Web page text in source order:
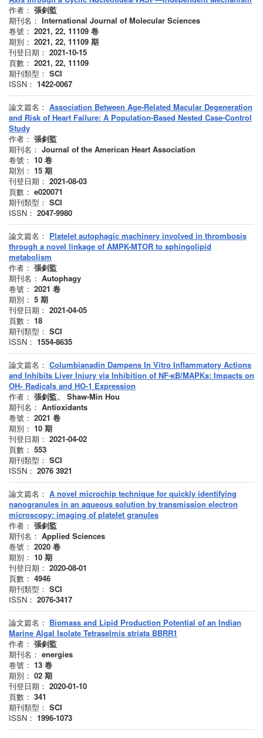
作者： 張釗監
期刊名： International Journal of Molecular Sciences
卷號： 2021, 22, 11109 卷
期別： 2021, 22, 11109 期
刊登日期： 2021-10-15
頁數： 2021, 22, 11109
期刊類型： SCI
ISSN： 1422-0067
論文篇名： Association Between Age-Related Macular Degeneration
and Risk of Heart Failure: A Population-Based Nested Case-Control
Study
作者： 張釗監
期刊名： Journal of the American Heart Association
卷號： 10 卷
期別： 15 期
刊登日期： 2021-08-03
頁數： e020071
期刊類型： SCI
ISSN： 2047-9980
論文篇名： Platelet autophagic machinery involved in thrombosis
through a novel linkage of AMPK-MTOR to sphingolipid
metabolism
作者： 張釗監
期刊名： Autophagy
卷號： 2021 卷
期別： 5 期
刊登日期： 2021-04-05
頁數： 18
期刊類型： SCI
ISSN： 1554-8635
論文篇名： Columbianadin Dampens In Vitro Inflammatory Actions
and Inhibits Liver Injury via Inhibition of NF-κB/MAPKs: Impacts on
OH◦ Radicals and HO-1 Expression
作者： 張釗監、 Shaw-Min Hou
期刊名： Antioxidants
卷號： 2021 卷
期別： 10 期
刊登日期： 2021-04-02
頁數： 553
期刊類型： SCI
ISSN： 2076 3921
論文篇名： A novel microchip technique for quickly identifying
nanogranules in an aqueous solution by transmission electron
microscopy: imaging of platelet granules
作者： 張釗監
期刊名： Applied Sciences
卷號： 2020 卷
期別： 10 期
刊登日期： 2020-08-01
頁數： 4946
期刊類型： SCI
ISSN： 2076-3417
論文篇名： Biomass and Lipid Production Potential of an Indian
Marine Algal Isolate Tetraselmis striata BBRR1
作者： 張釗監
期刊名： energies
卷號： 13 卷
期別： 02 期
刊登日期： 2020-01-10
頁數： 341
期刊類型： SCI
ISSN： 1996-1073